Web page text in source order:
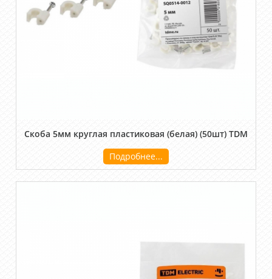
Скоба 5мм круглая пластиковая (белая) (50шт) TDM
Подробнее...